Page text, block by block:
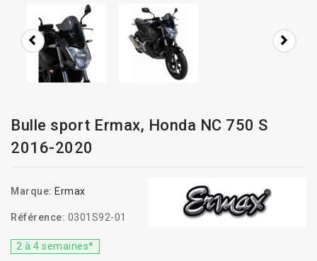
Bulle sport Ermax, Honda NC 750 S
2016-2020
Marque: Ermax
Référence: 0301S92-01
2 à 4 semaines*